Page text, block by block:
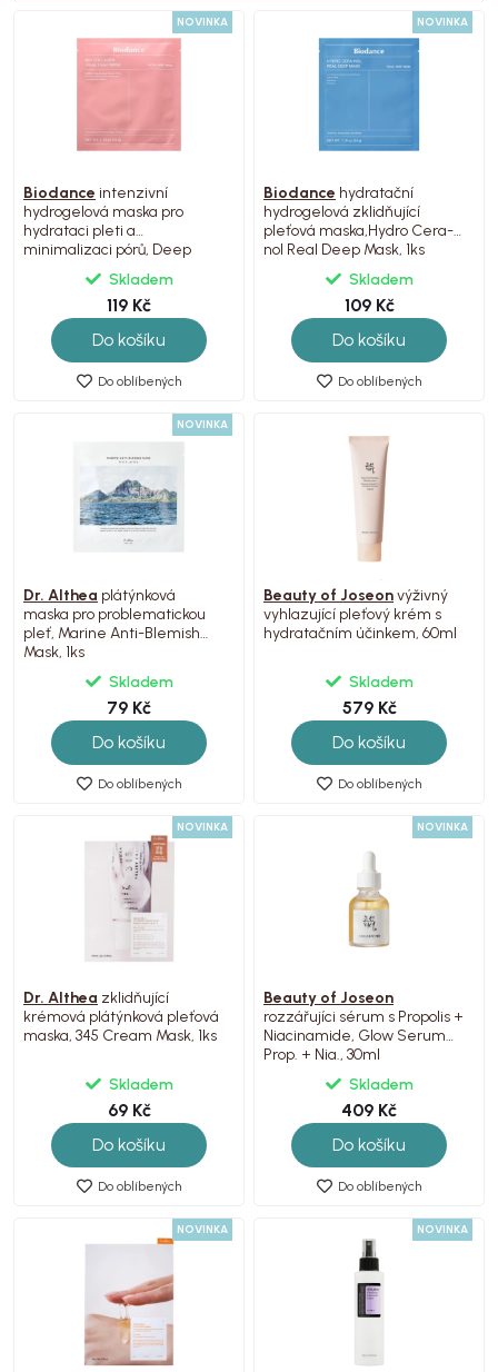
NOVINKA
Biodance intenzivní
hydrogelová maska pro
hydrataci pleti a
minimalizaci pórů, Deep
Skladem
119 Kč
Do košíku
Do oblíbených
NOVINKA
Biodance hydratační
hydrogelová zklidňující
pleťová maska,Hydro Cera-
nol Real Deep Mask, 1ks
Skladem
109 Kč
Do košíku
Do oblíbených
NOVINKA
Dr. Althea plátýnková
maska pro problematickou
pleť, Marine Anti-Blemish
Mask, 1ks
Skladem
79 Kč
Do košíku
Do oblíbených
Beauty of Joseonvýživný
vyhlazující pleťový krém s
hydratačním účinkem, 60ml
Skladem
579 Kč
Do košíku
Do oblíbených
NOVINKA
Dr. Althea zklidňující
krémová plátýnková pleťová
maska, 345 Cream Mask, 1ks
Skladem
69 Kč
Do košíku
Do oblíbených
NOVINKA
Beauty of Joseon
rozzářujíci sérum s Propolis +
Niacinamide, Glow Serum
Prop. + Nia., 30ml
Skladem
409 Kč
Do košíku
Do oblíbených
NOVINKA NOVINKA